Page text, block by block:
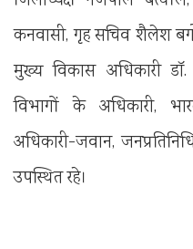
कनवासी, गृह सचिव शैलेश
मुख्य विकास अधिकारी डॉ.
विभागों के अधिकारी,
अधिकारी-जवान,
उपस्थित रहे।